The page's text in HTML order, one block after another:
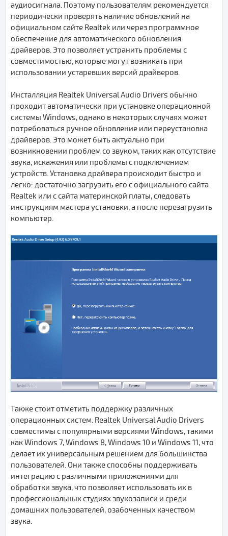
аудиосигнала. Поэтому пользователям рекомендуется
периодически проверять наличие обновлений на
официальном сайте Realtek или через программное
обеспечение для автоматического обновления
драйверов. Это позволяет устранить проблемы с
совместимостью, которые могут возникать при
использовании устаревших версий драйверов.
Инсталляция Realtek Universal Audio Drivers обычно
проходит автоматически при установке операционной
системы Windows, однако в некоторых случаях может
потребоваться ручное обновление или переустановка
драйверов. Это может быть актуально при
возникновении проблем со звуком, таких как отсутствие
звука, искажения или проблемы с подключением
устройств. Установка драйвера происходит быстро и
легко: достаточно загрузить его с официального сайта
Realtek или с сайта материнской платы, следовать
инструкциям мастера установки, а после перезагрузить
компьютер.
Также стоит отметить поддержку различных
операционных систем. Realtek Universal Audio Drivers
совместимы с популярными версиями Windows, такими
как Windows 7, Windows 8, Windows 10 и Windows 11, что
делает их универсальным решением для большинства
пользователей. Они также способны поддерживать
интеграцию с различными приложениями для
обработки звука, что позволяет использовать их в
профессиональных студиях звукозаписи и среди
домашних пользователей, озабоченных качеством
звука.